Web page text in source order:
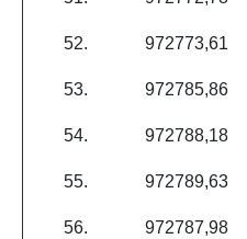
52. 972773,61
53. 972785,86
54. 972788,18
55. 972789,63
56. 972787,98